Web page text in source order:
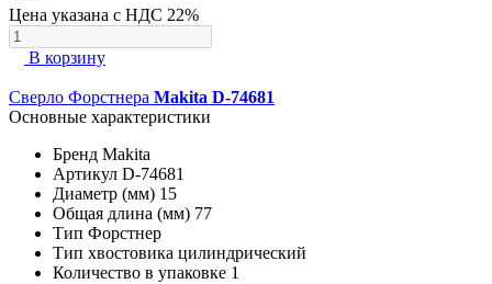
Цена указана с НДС 22%
В корзину
Сверло Форстнера Makita D-74681
Основные характеристики
Бренд Makita
Артикул D-74681
Диаметр (мм) 15
Общая длина (мм) 77
Тип Форстнер
Тип хвостовика цилиндрический
Количество в упаковке 1